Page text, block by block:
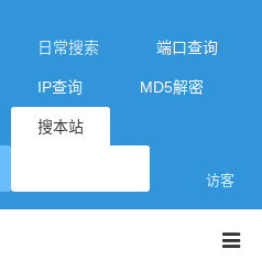
日常搜索 端口查询
IP查询 MD5解密
搜本站
访客